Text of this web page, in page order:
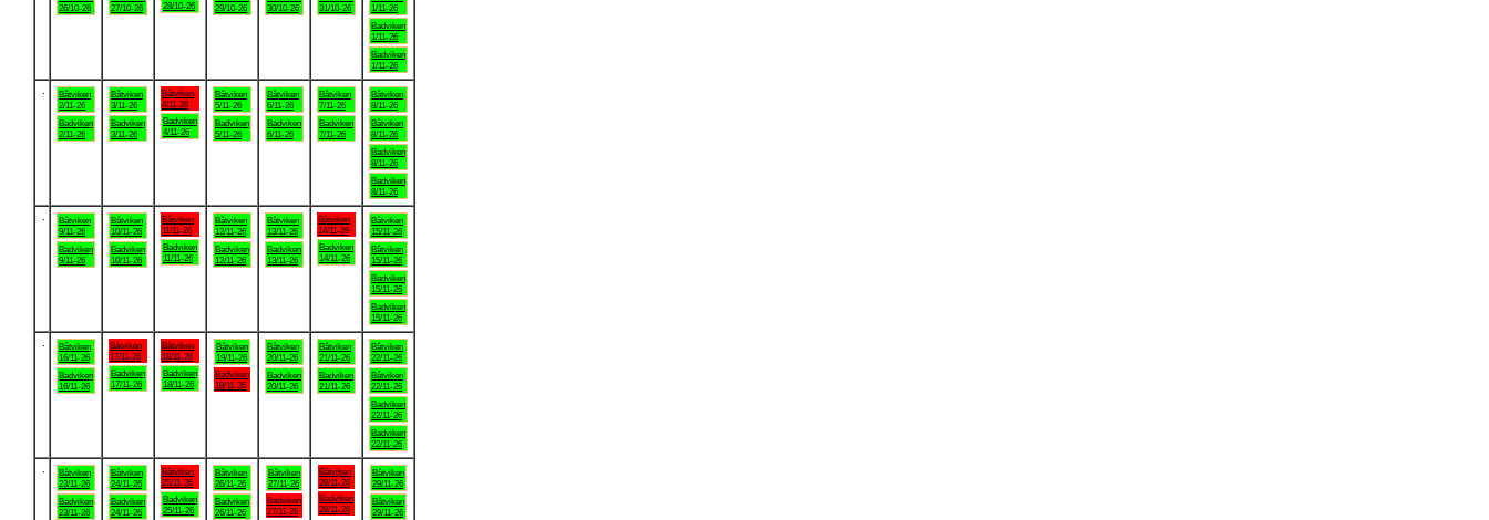
26/10-26
27/10-26
28/10-26
29/10-26
30/10-26
31/10-26
1/11-26
Badviken
1/11-26
Badviken
1/11-26
Båtviken
2/11-26
Badviken
2/11-26
Båtviken
3/11-26
Badviken
3/11-26
Båtviken
4/11-26
Badviken
4/11-26
Båtviken
5/11-26
Badviken
5/11-26
Båtviken
6/11-26
Badviken
6/11-26
Båtviken
7/11-26
Badviken
7/11-26
Båtviken
8/11-26
Båtviken
8/11-26
Badviken
8/11-26
Badviken
8/11-26
Båtviken
9/11-26
Badviken
9/11-26
Båtviken
10/11-26
Badviken
10/11-26
Båtviken
11/11-26
Badviken
11/11-26
Båtviken
12/11-26
Badviken
12/11-26
Båtviken
13/11-26
Badviken
13/11-26
Båtviken
14/11-26
Badviken
14/11-26
Båtviken
15/11-26
Båtviken
15/11-26
Badviken
15/11-26
Badviken
15/11-26
Båtviken
16/11-26
Badviken
16/11-26
Båtviken
17/11-26
Badviken
17/11-26
Båtviken
18/11-26
Badviken
18/11-26
Båtviken
19/11-26
Badviken
19/11-26
Båtviken
20/11-26
Badviken
20/11-26
Båtviken
21/11-26
Badviken
21/11-26
Båtviken
22/11-26
Båtviken
22/11-26
Badviken
22/11-26
Badviken
22/11-26
Båtviken
23/11-26
Badviken
23/11-26
Båtviken
24/11-26
Badviken
24/11-26
Båtviken
25/11-26
Badviken
25/11-26
Båtviken
26/11-26
Badviken
26/11-26
Båtviken
27/11-26
Badviken
27/11-26
Båtviken
28/11-26
Badviken
28/11-26
Båtviken
29/11-26
Båtviken
29/11-26